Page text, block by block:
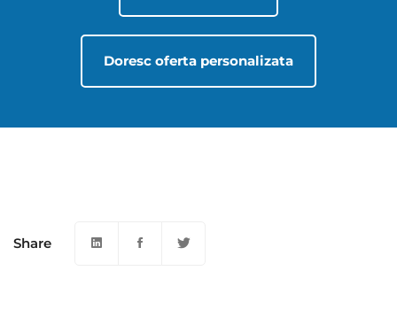
Doresc oferta personalizata
Share